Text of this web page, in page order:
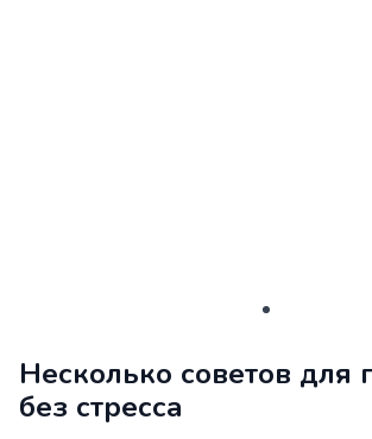
Несколько советов для
без стресса